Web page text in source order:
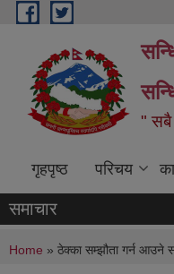
Skip to main content
" सबै
गृहपृष्ठ परिचय
समाचार
You are here
Home » ठेक्का सम्झौता गर्न आउने